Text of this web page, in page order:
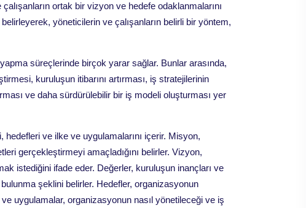
ortak bir vizyon ve hedefe odaklanmalarını
yöneticilerin ve çalışanların belirli bir yöntem,
süreçlerinde birçok yarar sağlar. Bunlar arasında,
kuruluşun itibarını artırması, iş stratejilerinin
ve daha sürdürülebilir bir iş modeli oluşturması yer
ve ilke ve uygulamalarını içerir. Misyon,
gerçekleştirmeyi amaçladığını belirler. Vizyon,
istediğini ifade eder. Değerler, kuruluşun inançları ve
şeklini belirler. Hedefler, organizasyonun
ve uygulamalar, organizasyonun nasıl yönetileceği ve iş